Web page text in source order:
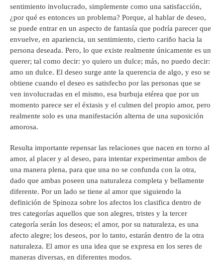
sentimiento involucrado, simplemente como una satisfacción,
¿por qué es entonces un problema? Porque, al hablar de deseo,
se puede entrar en un aspecto de fantasía que podría parecer que
envuelve, en apariencia, un sentimiento, cierto cariño hacia la
persona deseada. Pero, lo que existe realmente únicamente es un
querer; tal como decir: yo quiero un dulce; más, no puedo decir:
amo un dulce. El deseo surge ante la querencia de algo, y eso se
obtiene cuando el deseo es satisfecho por las personas que se
ven involucradas en el mismo, esa burbuja etérea que por un
momento parece ser el éxtasis y el culmen del propio amor, pero
realmente solo es una manifestación alterna de una suposición
amorosa.
Resulta importante repensar las relaciones que nacen en torno al
amor, al placer y al deseo, para intentar experimentar ambos de
una manera plena, para que una no se confunda con la otra,
dado que ambas poseen una naturaleza completa y bellamente
diferente. Por un lado se tiene al amor que siguiendo la
definición de Spinoza sobre los afectos los clasifica dentro de
tres categorías aquellos que son alegres, tristes y la tercer
categoría serán los deseos; el amor, por su naturaleza, es una
afecto alegre; los deseos, por lo tanto, estarán dentro de la otra
naturaleza. El amor es una idea que se expresa en los seres de
maneras diversas, en diferentes modos.